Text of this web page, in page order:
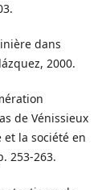
dans
2000.
de Vénissieux
et la société en
253-263.